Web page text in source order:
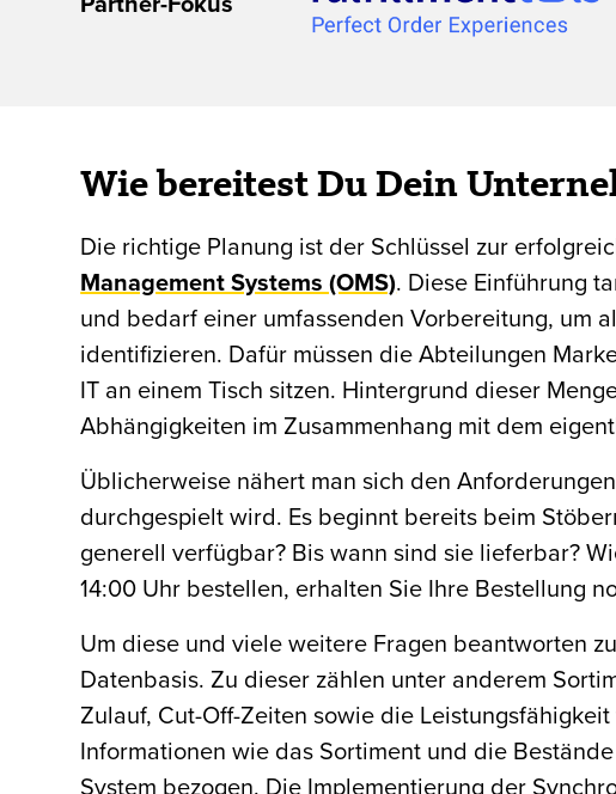
Wie bereitest Du Dein
Die richtige Planung ist der Schlüssel zur
Management Systems (OMS). Diese Einführung
und bedarf einer umfassenden Vorbereitung, um
identifizieren. Dafür müssen die Abteilungen
IT an einem Tisch sitzen. Hintergrund dieser
Abhängigkeiten im Zusammenhang mit dem
Üblicherweise nähert man sich den
durchgespielt wird. Es beginnt bereits beim
generell verfügbar? Bis wann sind sie lieferbar?
14:00 Uhr bestellen, erhalten Sie Ihre Bestellung
Um diese und viele weitere Fragen beantworten
Datenbasis. Zu dieser zählen unter anderem
Zulauf, Cut-Off-Zeiten sowie die
Informationen wie das Sortiment und die
System bezogen. Die Implementierung der